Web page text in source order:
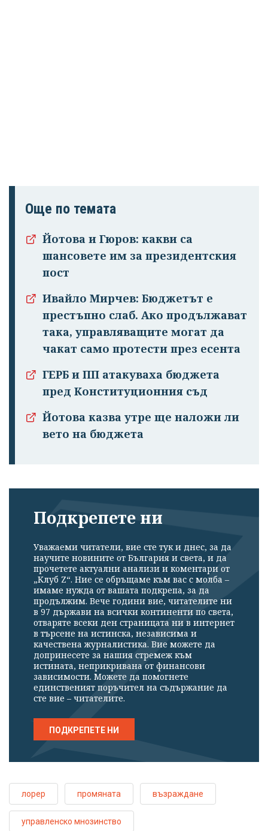
Още по темата
Йотова и Гюров: какви са
шансовете им за президентския
пост
Ивайло Мирчев: Бюджетът е
престъпно слаб. Ако продължават
така, управляващите могат да
чакат само протести през есента
ГЕРБ и ПП атакуваха бюджета
пред Конституционния съд
Йотова казва утре ще наложи ли
вето на бюджета
Подкрепете ни
Уважаеми читатели, вие сте тук и днес, за да
научите новините от България и света, и да
прочетете актуални анализи и коментари от
„Клуб Z“. Ние се обръщаме към вас с молба –
имаме нужда от вашата подкрепа, за да
продължим. Вече години вие, читателите ни
в 97 държави на всички континенти по света,
отваряте всеки ден страницата ни в интернет
в търсене на истинска, независима и
качествена журналистика. Вие можете да
допринесете за нашия стремеж към
истината, неприкривана от финансови
зависимости. Можете да помогнете
единственият поръчител на съдържание да
сте вие – читателите.
ПОДКРЕПЕТЕ НИ
лорер промяната възраждане
управленско мнозинство